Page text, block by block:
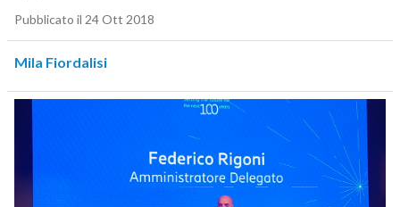
Pubblicato il 24 Ott 2018
Mila Fiordalisi